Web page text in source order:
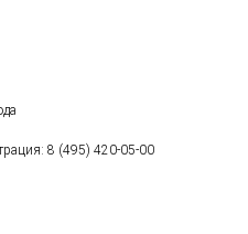
8 (495) 420-05-00